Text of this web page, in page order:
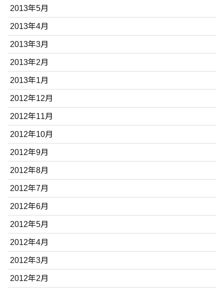
2013年5月
2013年4月
2013年3月
2013年2月
2013年1月
2012年12月
2012年11月
2012年10月
2012年9月
2012年8月
2012年7月
2012年6月
2012年5月
2012年4月
2012年3月
2012年2月